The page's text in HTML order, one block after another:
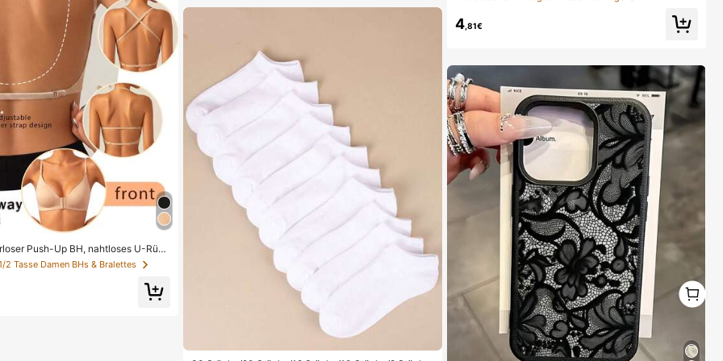
Push-Up BH, nahtloses U-Rück
BH geeignet für verschiedene
Träger, hautfarbene nahtlose Unt
Party, schick & elegant, ganzt
2 Tasse Damen BHs & Bralettes
et für den täglichen Büroalltag (4er Set, nicht 4 Paar),
4,81€
1
1